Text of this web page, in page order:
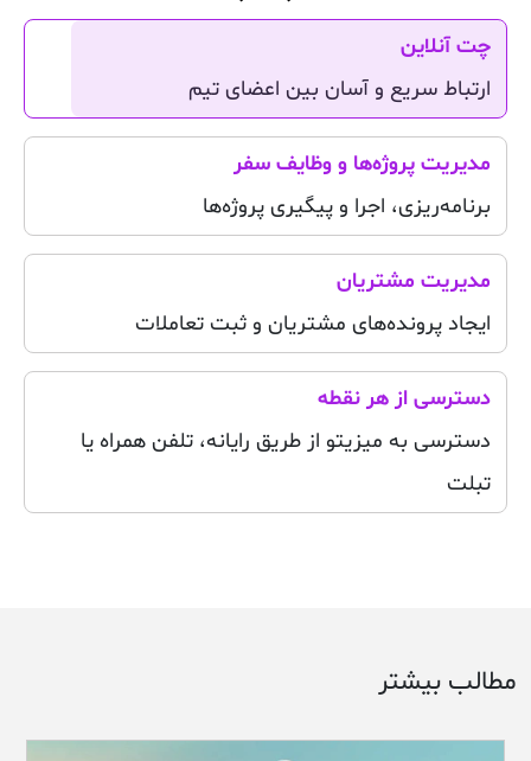
چت آنلاین
ارتباط سریع و آسان بین اعضای تیم
مدیریت پروژه‌ها و وظایف سفر
برنامه‌ریزی، اجرا و پیگیری پروژه‌ها
مدیریت مشتریان
ایجاد پرونده‌های مشتریان و ثبت تعاملات
دسترسی از هر نقطه
دسترسی به میزیتو از طریق رایانه، تلفن همراه یا
تبلت
مطالب بیشتر